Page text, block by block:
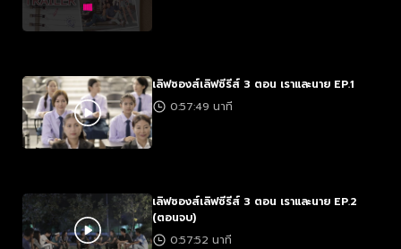
เลิฟซองส์เลิฟซีรีส์ 3 ตอน เราและนาย EP.1
0:57:49 นาที
เลิฟซองส์เลิฟซีรีส์ 3 ตอน เราและนาย EP.2
(ตอนจบ)
0:57:52 นาที